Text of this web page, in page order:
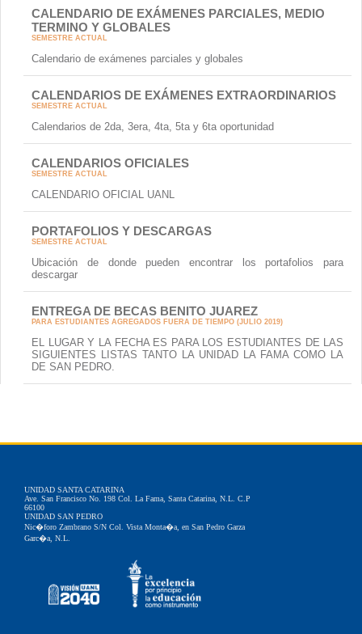
CALENDARIO DE EXÁMENES PARCIALES, MEDIO
TERMINO Y GLOBALES
SEMESTRE ACTUAL
Calendario de exámenes parciales y globales
CALENDARIOS DE EXÁMENES EXTRAORDINARIOS
SEMESTRE ACTUAL
Calendarios de 2da, 3era, 4ta, 5ta y 6ta oportunidad
CALENDARIOS OFICIALES
SEMESTRE ACTUAL
CALENDARIO OFICIAL UANL
PORTAFOLIOS Y DESCARGAS
SEMESTRE ACTUAL
Ubicación de donde pueden encontrar los portafolios para
descargar
ENTREGA DE BECAS BENITO JUAREZ
PARA ESTUDIANTES AGREGADOS FUERA DE TIEMPO (JULIO 2019)
EL LUGAR Y LA FECHA ES PARA LOS ESTUDIANTES DE LAS
SIGUIENTES LISTAS TANTO LA UNIDAD LA FAMA COMO LA
DE SAN PEDRO.
UNIDAD SANTA CATARINA
Ave. San Francisco No. 198 Col. La Fama, Santa Catarina, N.L. C.P
66100
UNIDAD SAN PEDRO
Nic�foro Zambrano S/N Col. Vista Monta�a, en San Pedro Garza
Garc�a, N.L.